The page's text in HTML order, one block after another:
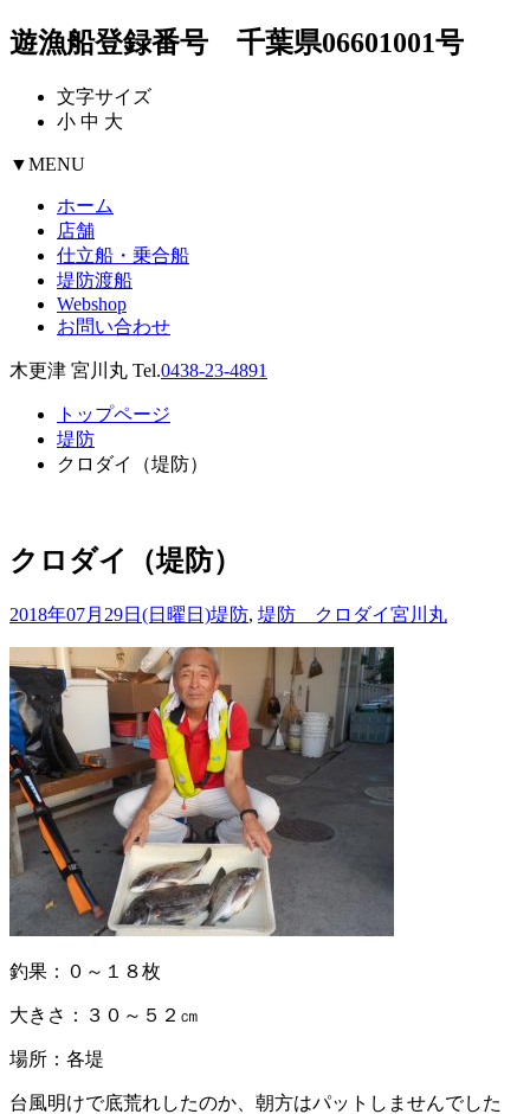
遊漁船登録番号 千葉県06601001号
文字サイズ
小 中 大
▼MENU
ホーム
店舗
仕立船・乗合船
堤防渡船
Webshop
お問い合わせ
木更津 宮川丸 Tel.0438-23-4891
トップページ
堤防
クロダイ（堤防）
クロダイ（堤防）
2018年07月29日(日曜日)堤防, 堤防 クロダイ宮川丸
釣果：０～１８枚
大きさ：３０～５２㎝
場所：各堤
台風明けで底荒れしたのか、朝方はパットしませんでした